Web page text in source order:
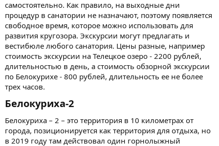
самостоятельно. Как правило, на выходные дни
процедур в санатории не назначают, поэтому появляется
свободное время, которое можно использовать для
развития кругозора. Экскурсии могут предлагать и
вестибюле любого санатория. Цены разные, например
стоимость экскурсии на Телецкое озеро - 2200 рублей,
длительностью в день, а стоимость обзорной экскурсии
по Белокурихе - 800 рублей, длительность ее не более
трех часов.
Белокуриха-2​
Белокуриха – 2 – это территория в 10 километрах от
города, позиционируется как территория для отдыха, но
в 2019 году там действовал один горнолыжный